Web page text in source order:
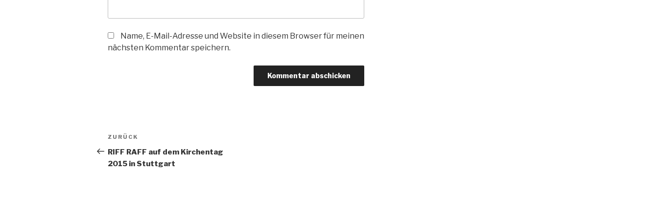
Name, E-Mail-Adresse und Website in diesem Browser für meinen
nächsten Kommentar speichern.
Beitragsnavigation
Vorheriger
Beitrag
ZURÜCK
RIFF RAFF auf dem Kirchentag
2015 in Stuttgart